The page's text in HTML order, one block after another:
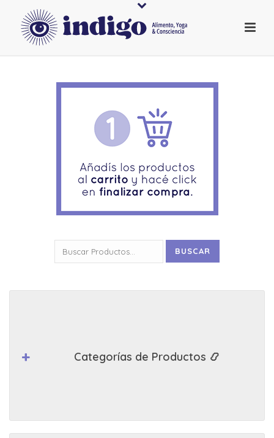
por:
BUSCAR
Categorías de Productos 📿